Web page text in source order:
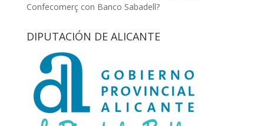
Confecomerç con Banco Sabadell?
DIPUTACIÓN DE ALICANTE